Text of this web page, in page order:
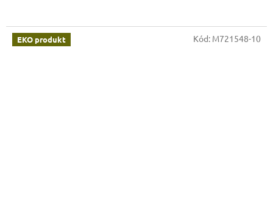
EKO produkt Kód: M721548-10